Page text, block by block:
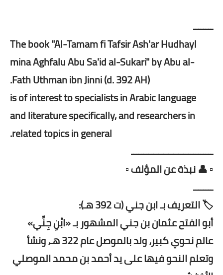
ــــــــ
The book "Al-Tamam fi Tafsir Ash'ar Hudhayl
mina Aghfalu Abu Sa'id al-Sukari" by Abu al-
Fath Uthman ibn Jinni (d. 392 AH).
is of interest to specialists in Arabic language
and literature specifically, and researchers in
related topics in general.
ـــــــــــــــــــــــــــــــــ
▫️ 👤 نبذة عن المؤلف ▫️
ــــــــ
🏷️ التعريف بـ ابن جني (ت 392 هـ):
أبو الفتح عثمان بن جني المشهور بـ «ابْنِ جِنِّي»
عالم نحوي كبير، ولد بالموصل عام 322 هـ، ونشأ
وتعلم النحو فيها على يد أحمد بن محمد الموصلي